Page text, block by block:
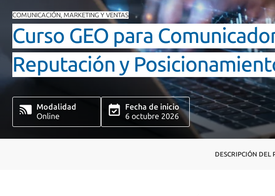
COMUNICACIÓN, MARKETING Y VENTAS
Curso GEO para
Reputación y
Modalidad
Online
Fecha de inicio
6 octubre 2026
DESCRIPCIÓN DEL